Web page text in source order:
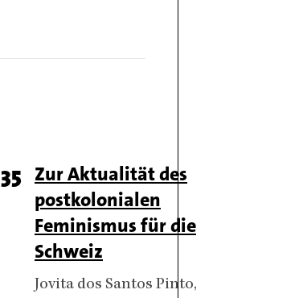
Page
number
35 Titel
Zur Aktualität des
postkolonialen
Feminismus für die
Schweiz
Authors
Jovita dos Santos Pinto